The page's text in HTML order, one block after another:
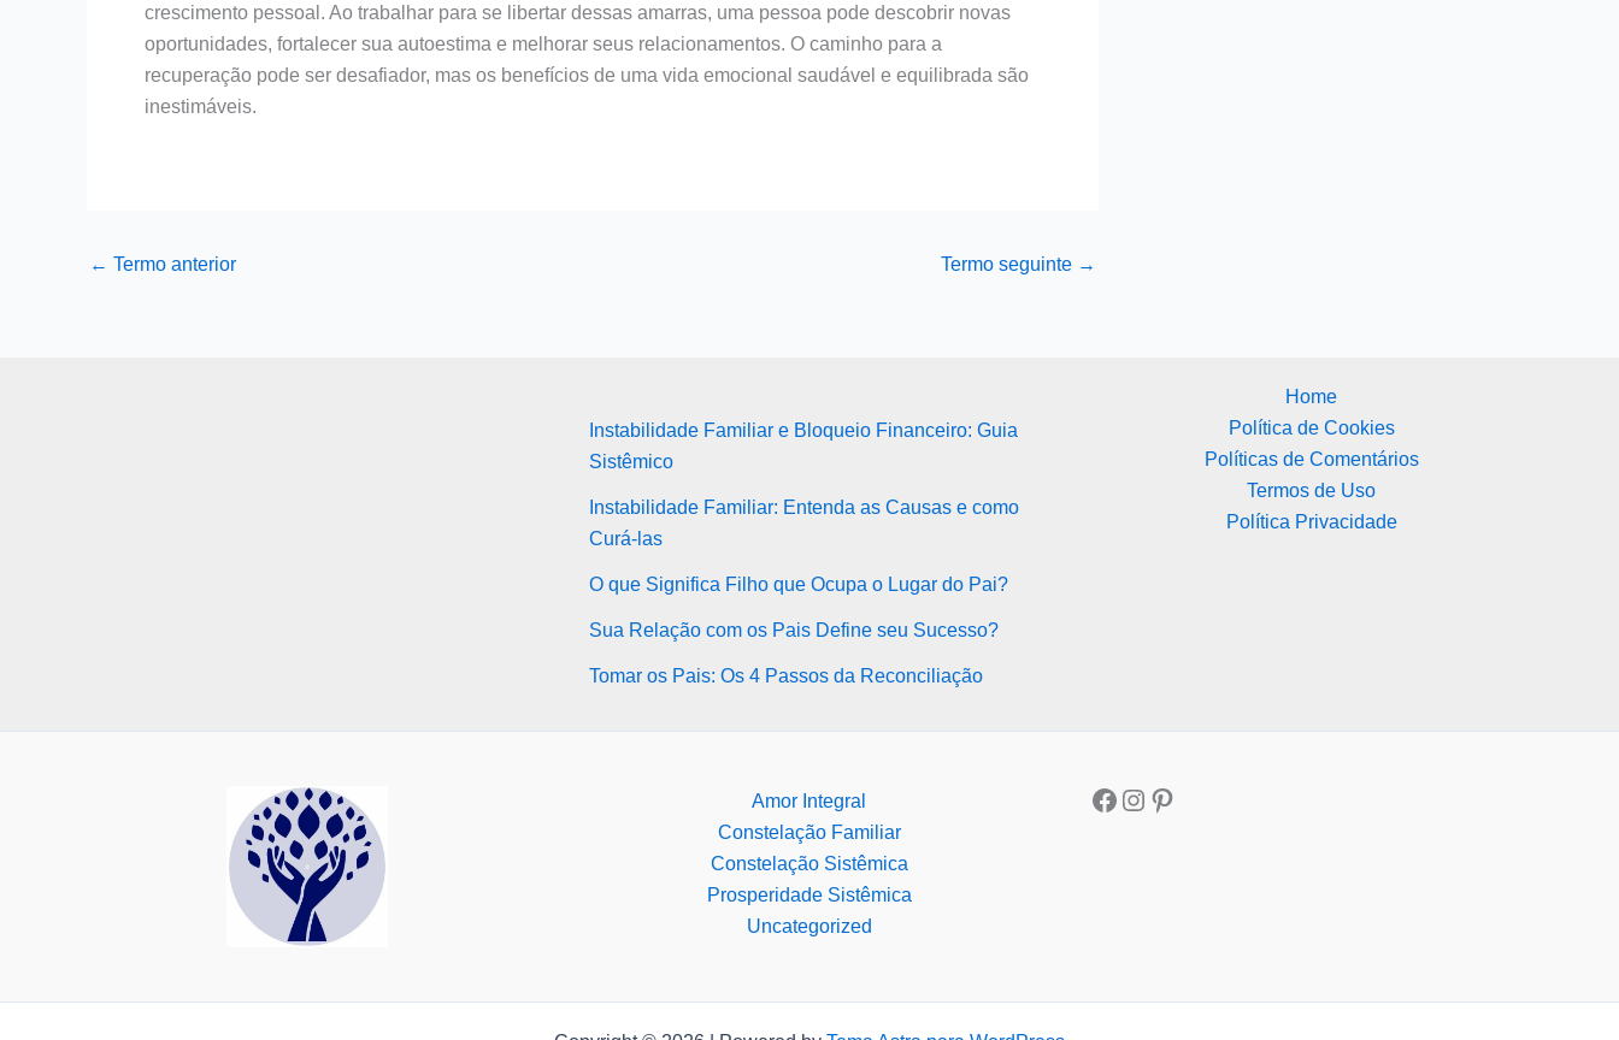
crescimento pessoal. Ao trabalhar para se libertar dessas amarras, uma pessoa pode descobrir novas
oportunidades, fortalecer sua autoestima e melhorar seus relacionamentos. O caminho para a
recuperação pode ser desafiador, mas os benefícios de uma vida emocional saudável e equilibrada são
inestimáveis.
← Termo anterior Termo seguinte →
Instabilidade Familiar e Bloqueio Financeiro: Guia
Sistêmico
Instabilidade Familiar: Entenda as Causas e como
Curá-las
O que Significa Filho que Ocupa o Lugar do Pai?
Sua Relação com os Pais Define seu Sucesso?
Tomar os Pais: Os 4 Passos da Reconciliação
Home
Política de Cookies
Políticas de Comentários
Termos de Uso
Política Privacidade
Amor Integral
Constelação Familiar
Constelação Sistêmica
Prosperidade Sistêmica
Uncategorized